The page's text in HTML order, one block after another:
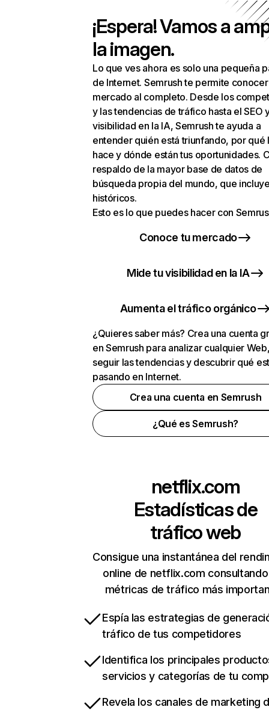
¡Espera! Vamos a
la imagen.
Lo que ves ahora es solo una pequeña
de Internet. Semrush te permite
mercado al completo. Desde los
y las tendencias de tráfico hasta el SEO
visibilidad en la IA, Semrush te ayuda a
entender quién está triunfando, por qué
hace y dónde están tus oportunidades.
respaldo de la mayor base de datos de
búsqueda propia del mundo, que
históricos.
Esto es lo que puedes hacer con
Conoce tu mercado
Mide tu visibilidad en la IA
Aumenta el tráfico orgánico
¿Quieres saber más? Crea una cuenta
en Semrush para analizar cualquier
seguir las tendencias y descubrir qué
pasando en Internet.
Crea una cuenta en Semrush
¿Qué es Semrush?
netflix.com
Estadísticas de
tráfico web
Consigue una instantánea del
online de netflix.com
métricas de tráfico más
Espía las estrategias de
tráfico de tus competidores
Identifica los principales
servicios y categorías de tu
Revela los canales de marketing